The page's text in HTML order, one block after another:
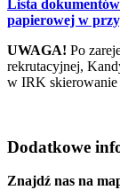
Lista
papierowej w
UWAGA! Po
rekrutacyjnej,
w IRK skierowanie
Dodatkowe
Znajdź nas na